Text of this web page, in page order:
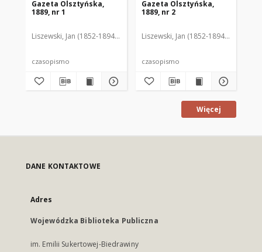
Gazeta Olsztyńska,
1889, nr 1
Liszewski, Jan (1852-1894). Red.
czasopismo
Gazeta Olsztyńska,
1889, nr 2
Liszewski, Jan (1852-1894). Red.
czasopismo
Więcej
DANE KONTAKTOWE
Adres
Wojewódzka Biblioteka Publiczna
im. Emilii Sukertowej-Biedrawiny